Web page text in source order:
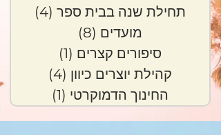
תחילת שנה בבית ספר (4)
מועדים (8)
סיפורים קצרים (1)
קהילת יוצרים כיוון (4)
החינוך הדמוקרטי (1)